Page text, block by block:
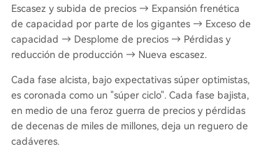
Escasez y subida de precios → Expansión frenética
de capacidad por parte de los gigantes → Exceso de
capacidad → Desplome de precios → Pérdidas y
reducción de producción → Nueva escasez.
Cada fase alcista, bajo expectativas súper optimistas,
es coronada como un "súper ciclo". Cada fase bajista,
en medio de una feroz guerra de precios y pérdidas
de decenas de miles de millones, deja un reguero de
cadáveres.